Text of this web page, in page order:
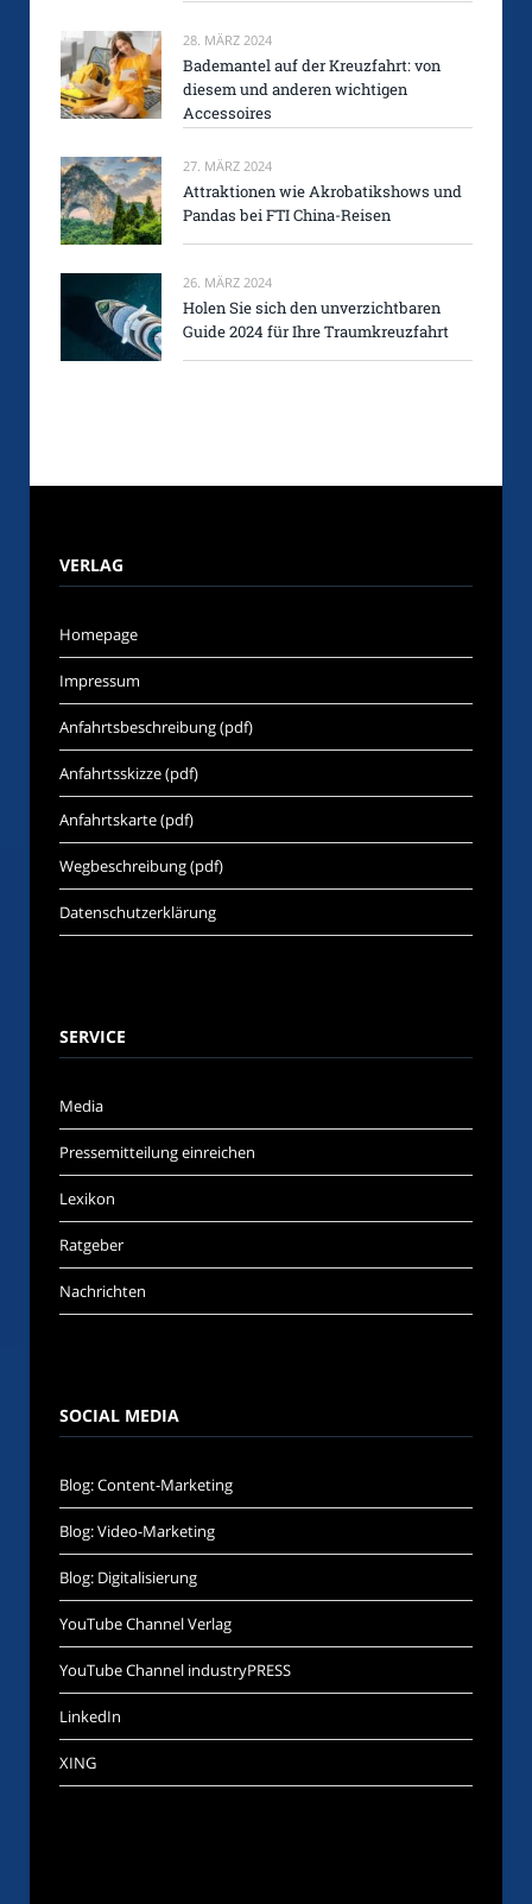
28. MÄRZ 2024
Bademantel auf der Kreuzfahrt: von
diesem und anderen wichtigen
Accessoires
27. MÄRZ 2024
Attraktionen wie Akrobatikshows und
Pandas bei FTI China-Reisen
26. MÄRZ 2024
Holen Sie sich den unverzichtbaren
Guide 2024 für Ihre Traumkreuzfahrt
VERLAG
Homepage
Impressum
Anfahrtsbeschreibung (pdf)
Anfahrtsskizze (pdf)
Anfahrtskarte (pdf)
Wegbeschreibung (pdf)
Datenschutzerklärung
SERVICE
Media
Pressemitteilung einreichen
Lexikon
Ratgeber
Nachrichten
SOCIAL MEDIA
Blog: Content-Marketing
Blog: Video-Marketing
Blog: Digitalisierung
YouTube Channel Verlag
YouTube Channel industryPRESS
LinkedIn
XING